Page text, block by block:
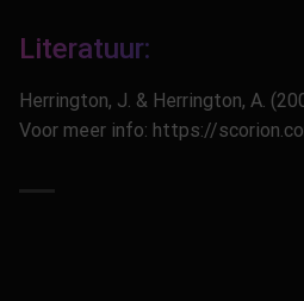
Literatuur:
Herrington, J. & Herrington, A.
Voor meer info: https://